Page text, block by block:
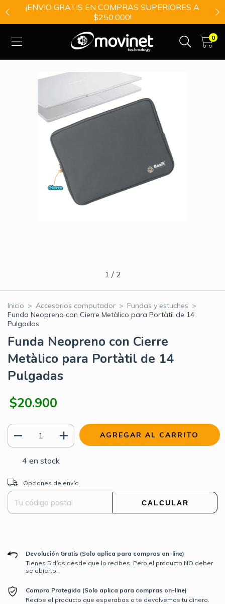
¡ENVIO GRATIS EN COMPRAS SUPERIORES A
$250.000!
0
1 / 2
Inicio > Accesorios computador > Fundas y estuches >
Funda Neopreno con Cierre Metàlico para Portàtil de 14
Pulgadas
Funda Neopreno con Cierre
Metàlico para Portàtil de 14
Pulgadas
$20.900
4 en stock
Entregas para el CP:
Opciones de envío
CALCULAR
Devolución Gratis (Solo aplica para compras on-line)
Tienes 5 días desde que lo recibes. Pero el producto NO deber
se abierto.
Compra Protegida (Solo aplica para compras on-line)
Recibe el producto que esperabas o te devolvemos tu dinero.